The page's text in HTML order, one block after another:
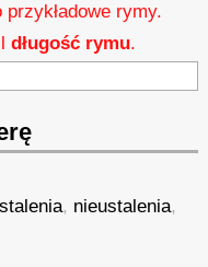
rymy.
długość rymu.
, nieustalenia,